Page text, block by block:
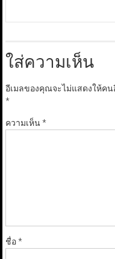
ใส่ความเห็น
อีเมลของคุณจะไม่แสดงให้คน
*
ความเห็น*
ชื่อ*